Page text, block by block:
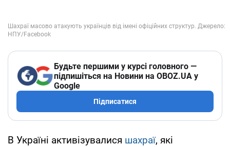
Будьте першими у курсі головного —
підпишіться на Новини на OBOZ.UA у
Google
Підписатися
В Україні активізувалися шахраї, які